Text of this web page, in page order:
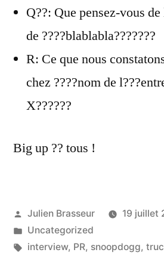
Q??: Que pensez-vous
de ????blablabla???????
R: Ce que nous
chez ????nom de
X??????
Big up ?? tous !
Publié
par
Julien Brasseur
19 juillet
Publié
dans
Uncategorized
Étiquettes :
interview, PR, snoopdogg,